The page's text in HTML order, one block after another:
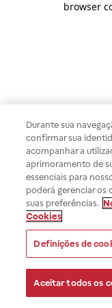
browser
Durante sua
confirmar sua
acompanhar a
aprimoramento de
essenciais para
poderá gerenciar os
suas preferências.
Cookies
Definições de
Aceitar todos os